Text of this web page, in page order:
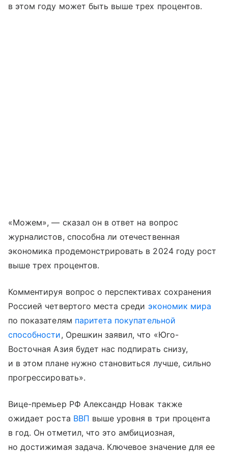
в этом году может быть выше трех процентов.
«Можем», — сказал он в ответ на вопрос
журналистов, способна ли отечественная
экономика продемонстрировать в 2024 году рост
выше трех процентов.
Комментируя вопрос о перспективах сохранения
Россией четвертого места среди экономик мира
по показателям паритета покупательной
способности, Орешкин заявил, что «Юго-
Восточная Азия будет нас подпирать снизу,
и в этом плане нужно становиться лучше, сильно
прогрессировать».
Вице-премьер РФ Александр Новак также
ожидает роста ВВП выше уровня в три процента
в год. Он отметил, что это амбициозная,
но достижимая задача. Ключевое значение для ее